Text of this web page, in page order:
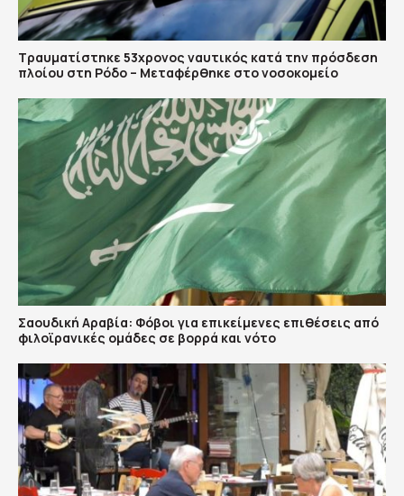
Τραυματίστηκε 53χρονος ναυτικός κατά την πρόσδεση
πλοίου στη Ρόδο – Μεταφέρθηκε στο νοσοκομείο
Σαουδική Αραβία: Φόβοι για επικείμενες επιθέσεις από
φιλοϊρανικές ομάδες σε βορρά και νότο